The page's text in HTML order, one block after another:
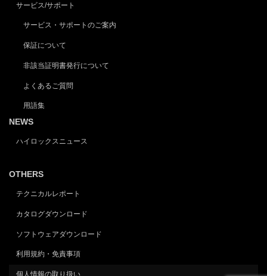
サービス/サポート
サービス・サポートのご案内
保証について
非該当証明書発行について
よくあるご質問
用語集
NEWS
ハイロックスニュース
OTHERS
テクニカルレポート
カタログダウンロード
ソフトウェアダウンロード
利用規約・免責事項
個人情報の取り扱い